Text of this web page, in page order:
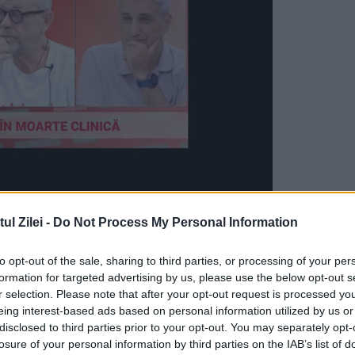
Zilei - Do Not Process My Personal Information
opt-out of the sale, sharing to third parties, or processing of your
for targeted advertising by us, please use the below opt-out
selection. Please note that after your opt-out request is processed
interest-based ads based on personal information utilized by us
to third parties prior to your opt-out. You may separately
of your personal information by third parties on the IAB’s list of
League, cu 14 puncte adunate în 12
să ajungă pe ultimul loc din cauza încălcării
în Premier League
a fost fost acuzată de 100 de nereguli